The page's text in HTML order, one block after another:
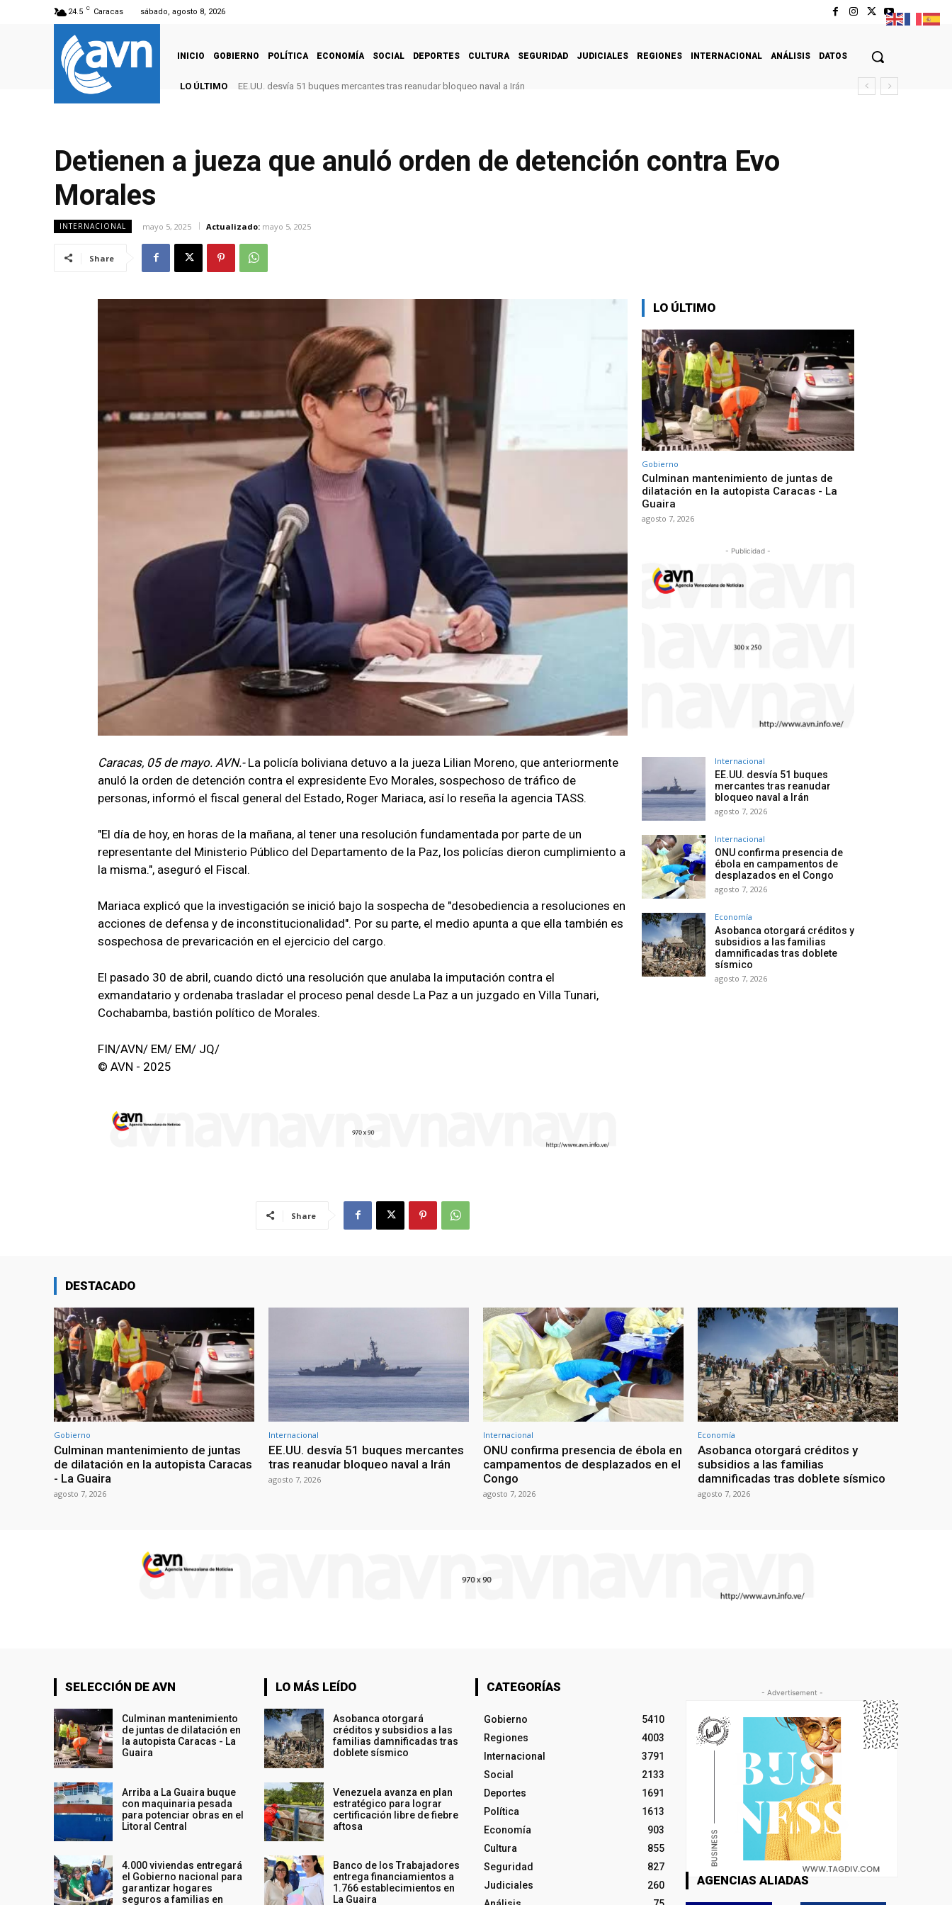
24.5 C Caracas sábado, agosto 8, 2026
INICIO GOBIERNO POLÍTICA ECONOMÍA SOCIAL DEPORTES CULTURA SEGURIDAD JUDICIALES REGIONES INTERNACIONAL ANÁLISIS DATOS
LO ÚLTIMO EE.UU. desvía 51 buques mercantes tras reanudar bloqueo naval a Irán
Detienen a jueza que anuló orden de detención contra Evo
Morales
INTERNACIONAL mayo 5, 2025 Actualizado: mayo 5, 2025
Share
Caracas, 05 de mayo. AVN.- La policía boliviana detuvo a la jueza Lilian Moreno, que anteriormente
anuló la orden de detención contra el expresidente Evo Morales, sospechoso de tráfico de
personas, informó el fiscal general del Estado, Roger Mariaca, así lo reseña la agencia TASS.
"El día de hoy, en horas de la mañana, al tener una resolución fundamentada por parte de un
representante del Ministerio Público del Departamento de la Paz, los policías dieron cumplimiento a
la misma.", aseguró el Fiscal.
Mariaca explicó que la investigación se inició bajo la sospecha de "desobediencia a resoluciones en
acciones de defensa y de inconstitucionalidad". Por su parte, el medio apunta a que ella también es
sospechosa de prevaricación en el ejercicio del cargo.
El pasado 30 de abril, cuando dictó una resolución que anulaba la imputación contra el
exmandatario y ordenaba trasladar el proceso penal desde La Paz a un juzgado en Villa Tunari,
Cochabamba, bastión político de Morales.
FIN/AVN/ EM/ EM/ JQ/
© AVN - 2025
Share
LO ÚLTIMO
Gobierno
Culminan mantenimiento de juntas de
dilatación en la autopista Caracas - La
Guaira
agosto 7, 2026
- Publicidad -
Internacional
EE.UU. desvía 51 buques
mercantes tras reanudar
bloqueo naval a Irán
agosto 7, 2026
Internacional
ONU confirma presencia de
ébola en campamentos de
desplazados en el Congo
agosto 7, 2026
Economía
Asobanca otorgará créditos y
subsidios a las familias
damnificadas tras doblete
sísmico
agosto 7, 2026
DESTACADO
Gobierno
Culminan mantenimiento de juntas
de dilatación en la autopista Caracas
- La Guaira
agosto 7, 2026
Internacional
EE.UU. desvía 51 buques mercantes
tras reanudar bloqueo naval a Irán
agosto 7, 2026
Internacional
ONU confirma presencia de ébola en
campamentos de desplazados en el
Congo
agosto 7, 2026
Economía
Asobanca otorgará créditos y
subsidios a las familias
damnificadas tras doblete sísmico
agosto 7, 2026
SELECCIÓN DE AVN
Culminan mantenimiento
de juntas de dilatación en
la autopista Caracas - La
Guaira
Arriba a La Guaira buque
con maquinaria pesada
para potenciar obras en el
Litoral Central
4.000 viviendas entregará
el Gobierno nacional para
garantizar hogares
seguros a familias en
LO MÁS LEÍDO
Asobanca otorgará
créditos y subsidios a las
familias damnificadas tras
doblete sísmico
Venezuela avanza en plan
estratégico para lograr
certificación libre de fiebre
aftosa
Banco de los Trabajadores
entrega financiamientos a
1.766 establecimientos en
La Guaira
CATEGORÍAS
Gobierno
5410
Regiones
4003
Internacional
3791
Social
2133
Deportes
1691
Política
1613
Economía
903
Cultura
855
Seguridad
827
Judiciales
260
- Advertisement -
AGENCIAS ALIADAS